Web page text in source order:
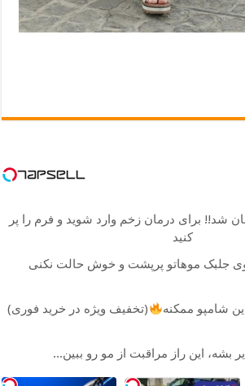
۲۱ روز درمان شد!! برای درمان زخم وارد شوید و فرم را پر
کنید
جلبک موهاتو پرپشت و خوش حالت نکنی
شامپو ممکنه (تخفیف ویژه در خرید فوری)
بشه، این راز مراقبت از مو رو ببین...